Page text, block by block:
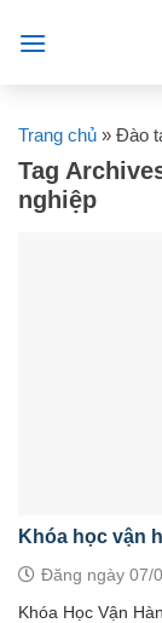
Trang chủ » Đào
Tag
nghiệp
Khóa học vận
Đăng ngày 07/
Khóa Học Vận